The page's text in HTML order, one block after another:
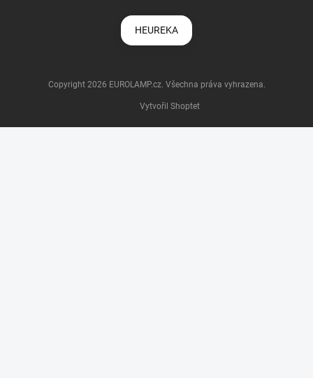
HEUREKA
Vytvořil Shoptet
Copyright 2026 EUROLAMP.cz. Všechna práva vyhrazena.